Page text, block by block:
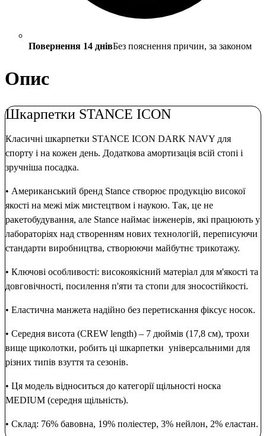
Повернення 14 днівБез пояснення причин, за законом
Опис
Шкарпетки STANCE ICON
Класичні шкарпетки STANCE ICON DARK NAVY для
спорту і на кожен день. Додаткова амортизація всій стопі і
зручніша посадка.
• Американський бренд Stance створює продукцію високої
якості на межі між мистецтвом і наукою. Так, це не
ракетобудування, але Stance наймає інженерів, які працюють у
лабораторіях над створенням нових технологій, переписуючи
стандарти виробництва, створюючи майбутнє трикотажу.
• Ключові особливості: високоякісний матеріал для м'якості та
довговічності, посилення п'яти та стопи для зносостійкості.
• Еластична манжета надійно без перетискання фіксує носок.
• Середня висота (CREW length) – 7 дюймів (17,8 см), трохи
вище щиколотки, робить ці шкарпетки універсальними для
різних типів взуття та сезонів.
• Ця модель відноситься до категорії щільності носка
MEDIUM (середня щільність).
• Склад: 76% бавовна, 19% поліестер, 3% нейлон, 2% еластан.